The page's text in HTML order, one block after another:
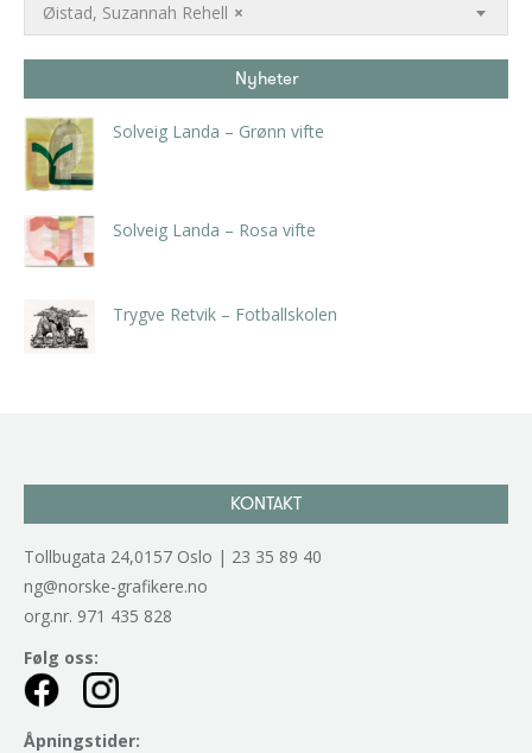
×
Øistad, Suzannah Rehell
Nyheter
Solveig Landa – Grønn vifte
Solveig Landa – Rosa vifte
Trygve Retvik – Fotballskolen
KONTAKT
Tollbugata 24,0157 Oslo | 23 35 89 40
ng@norske-grafikere.no
org.nr. 971 435 828
Følg oss:
Åpningstider: